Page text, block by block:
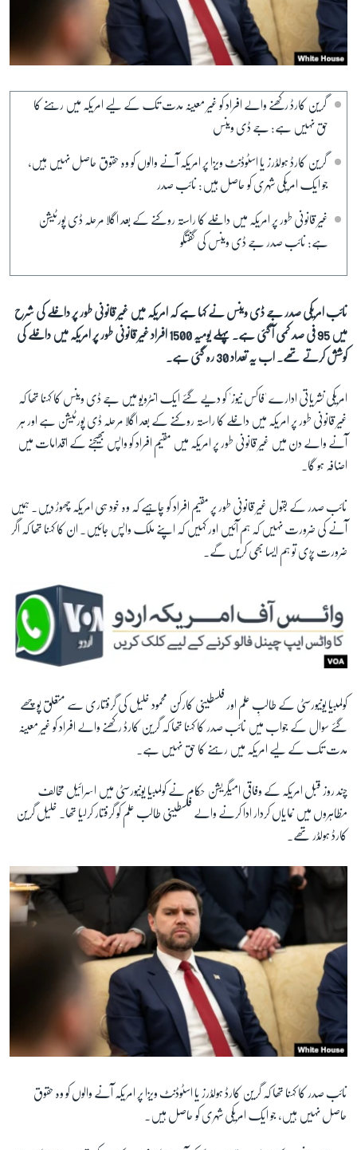
آرٹ
آزادیٔ صحافت
صحت
دلچسپ و عجیب
ویڈیوز
اسپیشل کوریج
اداریہ
FOLLOW US
زبان
گرین کارڈ رکھنے والے افراد کو غیر معینہ مدت تک کے لیے امریکہ میں رہنے کا
حق نہیں ہے: جے ڈی وینس
گرین کارڈ ہولڈرز یا اسٹوڈنٹ ویزا پر امریکہ آنے والوں کو وہ حقوق حاصل نہیں ہیں،
جو ایک امریکی شہری کو حاصل ہیں: نائب صدر
غیر قانونی طور پر امریکہ میں داخلے کا راستہ روکنے کے بعد اگلا مرحلہ ڈی پورٹیشن
ہے: نائب صدر جے ڈی وینس کی گفتگو
نائب امریکی صدر جے ڈی وینس نے کہا ہے کہ امریکہ میں غیر قانونی طور پر داخلے کی شرح
میں 95 فی صد کمی آ گئی ہے۔ پہلے یومیہ 1500 افراد غیر قانونی طور پر امریکہ میں داخلے کی
کوشش کرتے تھے۔ اب یہ تعداد 30 رہ گئی ہے۔
امریکی نشریاتی ادارے 'فاکس نیوز' کو دیے گئے ایک انٹرویو میں جے ڈی وینس کا کہنا تھا کہ
غیر قانونی طور پر امریکہ میں داخلے کا راستہ روکنے کے بعد اگلا مرحلہ ڈی پورٹیشن ہے اور ہر
آنے والے دن میں غیر قانونی طور پر امریکہ میں مقیم افراد کو واپس بھیجنے کے اقدامات میں
اضافہ ہو گا۔
نائب صدر کے بقول غیر قانونی طور پر مقیم افراد کو چاہیے کہ وہ خود ہی امریکہ چھوڑ دیں۔ ہمیں
آنے کی ضرورت نہیں کہ ہم آئیں اور کہیں کہ اپنے ملک واپس جائیں۔ ان کا کہنا تھا کہ اگر
ضرورت پڑی تو ہم ایسا بھی کریں گے۔
کولمبیا یونیورسٹی کے طالبِ علم اور فلسطینی کارکن محمود خلیل کی گرفتاری سے متعلق پوچھے
گئے سوال کے جواب میں نائب صدر کا کہنا تھا کہ گرین کارڈ رکھنے والے افراد کو غیر معینہ
مدت تک کے لیے امریکہ میں رہنے کا حق نہیں ہے۔
چند روز قبل امریکہ کے وفاقی امیگریشن حکام نے کولمبیا یونیورسٹی میں اسرائیل مخالف
مظاہروں میں نمایاں کردار ادا کرنے والے فلسطینی طالب علم کو گرفتار کرلیا تھا۔ خلیل گرین
کارڈ ہولڈر تھے۔
نائب صدر کا کہنا تھا کہ گرین کارڈ ہولڈرز یا اسٹوڈنٹ ویزا پر امریکہ آنے والوں کو وہ حقوق
حاصل نہیں ہیں، جو ایک امریکی شہری کو حاصل ہیں۔